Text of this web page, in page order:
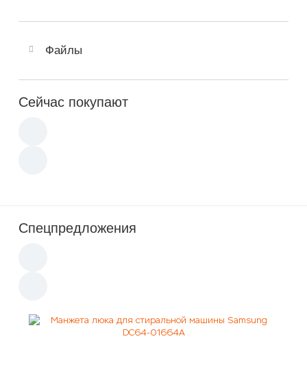
Файлы
Сейчас покупают
Спецпредложения